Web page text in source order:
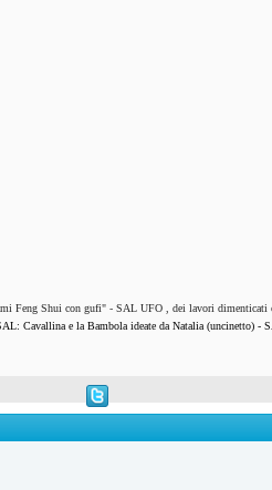
Feng Shui con gufi" - SAL UFO , dei lavori dimenticati
Cavallina e la Bambola ideate da Natalia (uncinetto) -